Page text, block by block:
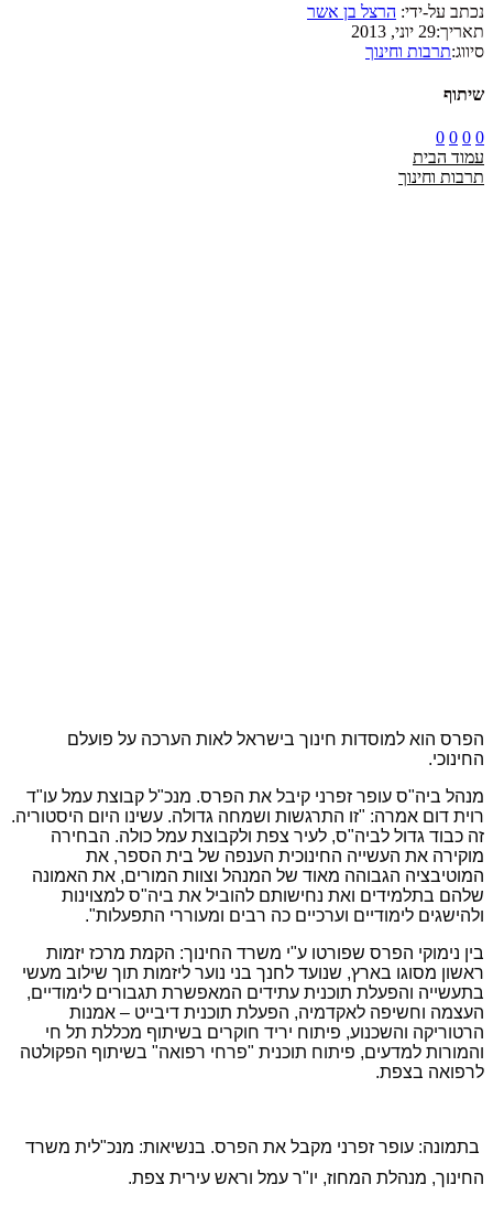
נכתב על-ידי: הרצל בן אשר
תאריך:29 יוני, 2013
סיווג:תרבות וחינוך
שיתוף
0
0
0
0
עמוד הבית
תרבות וחינוך
הפרס הוא למוסדות חינוך בישראל לאות הערכה על פועלם
החינוכי.
מנהל ביה"ס עופר זפרני קיבל את הפרס. מנכ"ל קבוצת עמל עו"ד
רוית דום אמרה: "זו התרגשות ושמחה גדולה. עשינו היום היסטוריה.
זה כבוד גדול לביה"ס, לעיר צפת ולקבוצת עמל כולה. הבחירה
מוקירה את העשייה החינוכית הענפה של בית הספר, את
המוטיבציה הגבוהה מאוד של המנהל וצוות המורים, את האמונה
שלהם בתלמידים ואת נחישותם להוביל את ביה"ס למצוינות
ולהישגים לימודיים וערכיים כה רבים ומעוררי התפעלות".
בין נימוקי הפרס שפורטו ע"י משרד החינוך: הקמת מרכז יזמות
ראשון מסוגו בארץ, שנועד לחנך בני נוער ליזמות תוך שילוב מעשי
בתעשייה והפעלת תוכנית עתידים המאפשרת תגבורים לימודיים,
העצמה וחשיפה לאקדמיה, הפעלת תוכנית דיבייט – אמנות
הרטוריקה והשכנוע, פיתוח יריד חוקרים בשיתוף מכללת תל חי
והמורות למדעים, פיתוח תוכנית "פרחי רפואה" בשיתוף הפקולטה
לרפואה בצפת.
בתמונה: עופר זפרני מקבל את הפרס. בנשיאות: מנכ"לית משרד
החינוך, מנהלת המחוז, יו"ר עמל וראש עירית צפת.